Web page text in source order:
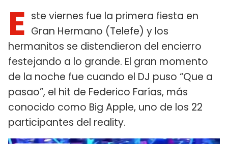
E ste viernes fue la primera fiesta en
Gran Hermano (Telefe) y los
hermanitos se distendieron del encierro
festejando a lo grande. El gran momento
de la noche fue cuando el DJ puso “Que a
pasao”, el hit de Federico Farías, más
conocido como Big Apple, uno de los 22
participantes del reality.